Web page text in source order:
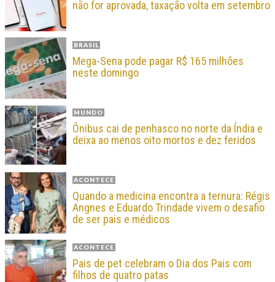
não for aprovada, taxação volta em setembro
BRASIL
Mega-Sena pode pagar R$ 165 milhões
neste domingo
MUNDO
Ônibus cai de penhasco no norte da Índia e
deixa ao menos oito mortos e dez feridos
ACONTECE
Quando a medicina encontra a ternura: Régis
Angnes e Eduardo Trindade vivem o desafio
de ser pais e médicos
ACONTECE
Pais de pet celebram o Dia dos Pais com
filhos de quatro patas